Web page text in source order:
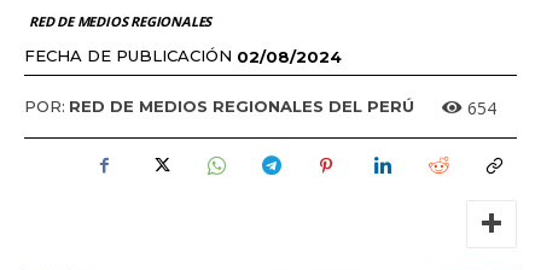
RED DE MEDIOS REGIONALES
FECHA DE PUBLICACIÓN 02/08/2024
POR: RED DE MEDIOS REGIONALES DEL PERÚ 654